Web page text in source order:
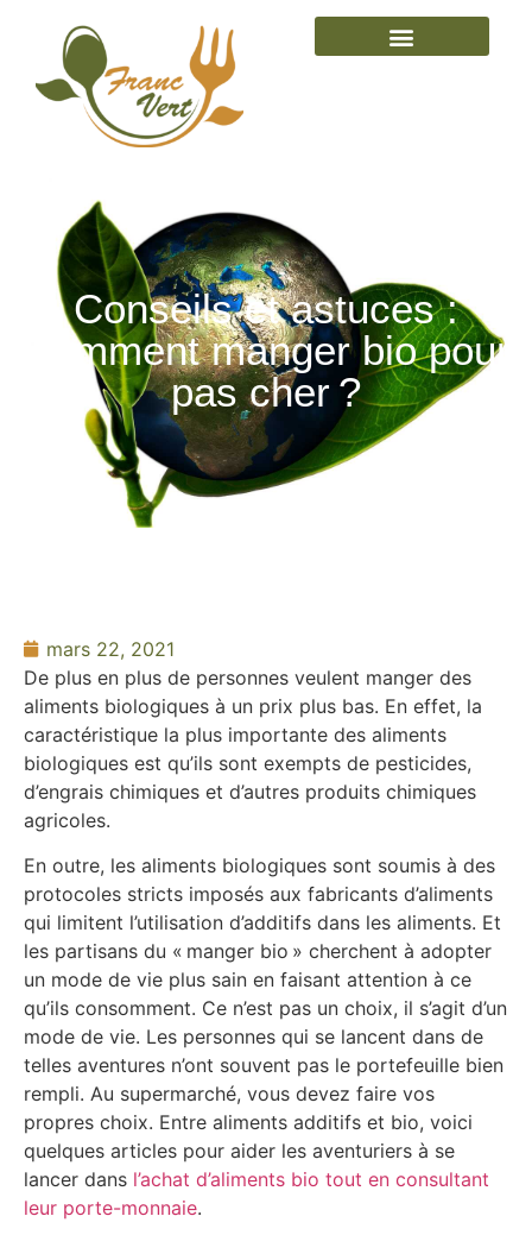
Conseils et astuces :
Comment manger bio pour
pas cher ?
mars 22, 2021
De plus en plus de personnes veulent manger des
aliments biologiques à un prix plus bas. En effet, la
caractéristique la plus importante des aliments
biologiques est qu’ils sont exempts de pesticides,
d’engrais chimiques et d’autres produits chimiques
agricoles.
En outre, les aliments biologiques sont soumis à des
protocoles stricts imposés aux fabricants d’aliments
qui limitent l’utilisation d’additifs dans les aliments. Et
les partisans du « manger bio » cherchent à adopter
un mode de vie plus sain en faisant attention à ce
qu’ils consomment. Ce n’est pas un choix, il s’agit d’un
mode de vie. Les personnes qui se lancent dans de
telles aventures n’ont souvent pas le portefeuille bien
rempli. Au supermarché, vous devez faire vos
propres choix. Entre aliments additifs et bio, voici
quelques articles pour aider les aventuriers à se
lancer dans l’achat d’aliments bio tout en consultant
leur porte-monnaie.